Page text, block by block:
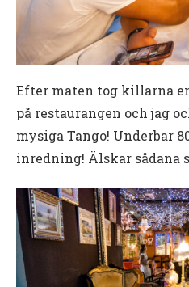
Efter maten tog killarna
på restaurangen och jag
mysiga Tango! Underbar
inredning! Älskar sådana